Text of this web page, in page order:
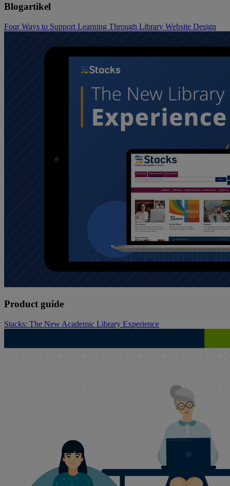
Blogartikel
Four Ways to Support Learning Through Library Website Design
Product guide
Stacks: The New Academic Library Experience